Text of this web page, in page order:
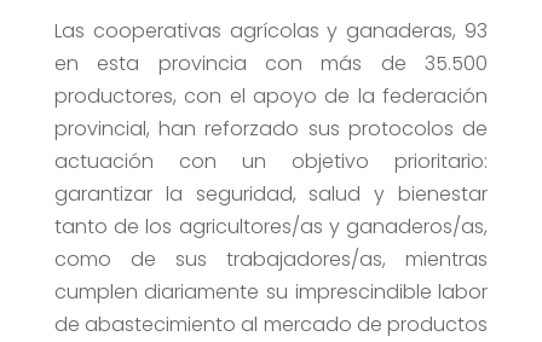
Las cooperativas agrícolas y ganaderas, 93
en esta provincia con más de 35.500
productores, con el apoyo de la federación
provincial, han reforzado sus protocolos de
actuación con un objetivo prioritario:
garantizar la seguridad, salud y bienestar
tanto de los agricultores/as y ganaderos/as,
como de sus trabajadores/as, mientras
cumplen diariamente su imprescindible labor
de abastecimiento al mercado de productos